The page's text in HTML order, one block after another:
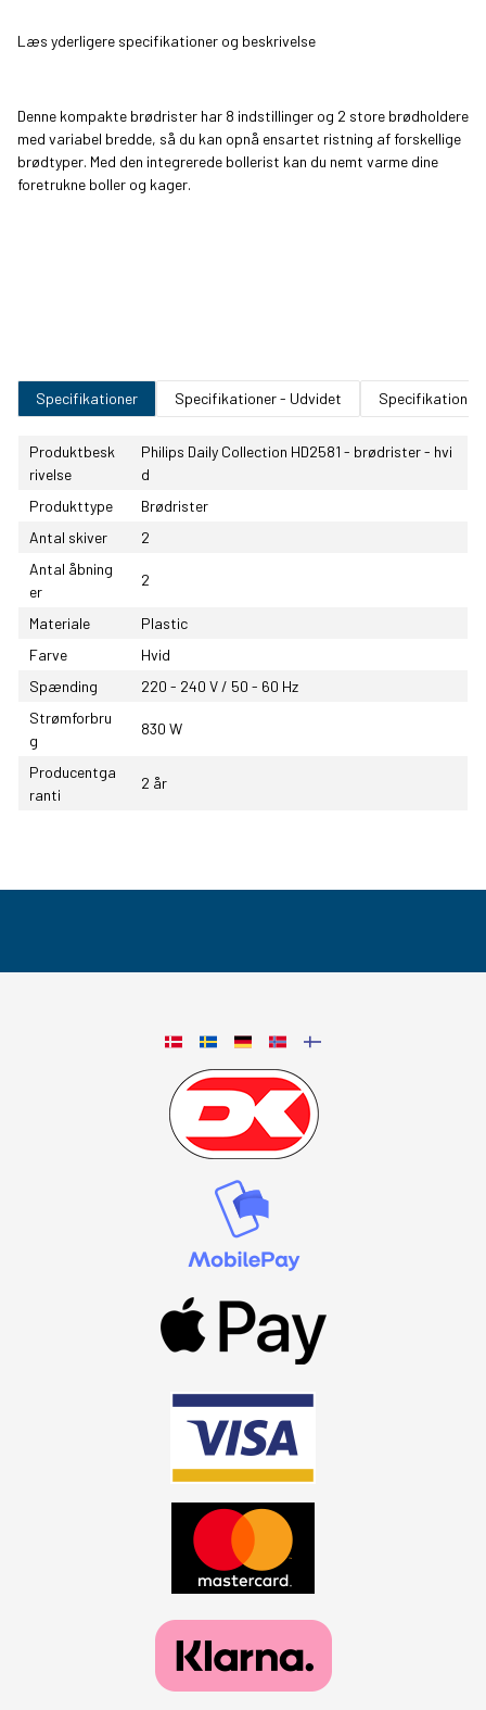
Læs yderligere specifikationer og beskrivelse
Denne kompakte brødrister har 8 indstillinger og 2 store brødholdere
med variabel bredde, så du kan opnå ensartet ristning af forskellige
brødtyper. Med den integrerede bollerist kan du nemt varme dine
foretrukne boller og kager.
Specifikationer Specifikationer - Udvidet Specifikationer
Produktbesk
rivelse
Philips Daily Collection HD2581 - brødrister - hvi
d
Produkttype
Brødrister
Antal skiver
2
Antal åbning
er
2
Materiale
Plastic
Farve
Hvid
Spænding
220 - 240 V / 50 - 60 Hz
Strømforbru
g
830 W
Producentga
ranti
2 år